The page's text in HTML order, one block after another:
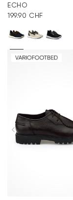
ECHO
199.90 CHF